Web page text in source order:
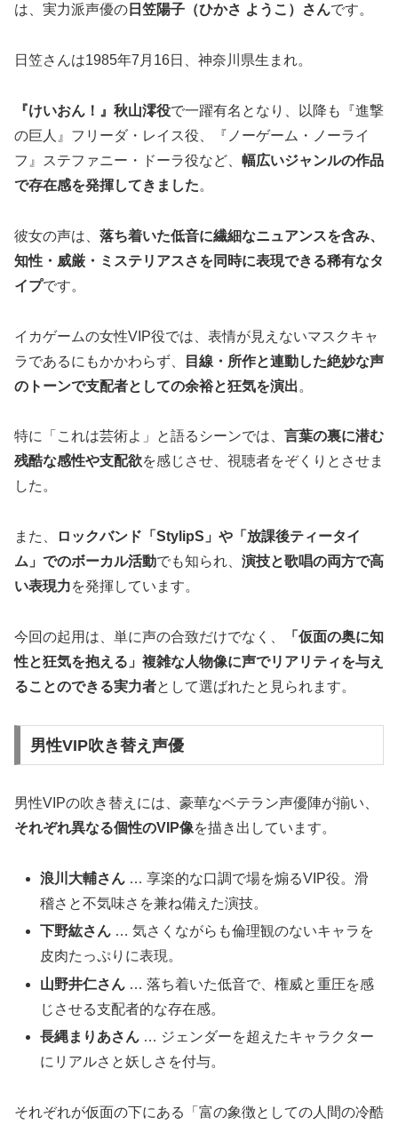
は、実力派声優の 日笠陽子（ひかさ ようこ）さんです。
日笠さんは1985年7月16日、神奈川県生まれ。
『けいおん！』秋山澪役で一躍有名となり、以降も『進撃
の巨人』フリーダ・レイス役、『ノーゲーム・ノーライ
フ』ステファニー・ドーラ役など、 幅広いジャンルの作品
で存在感を発揮してきました。
彼女の声は、 落ち着いた低音に繊細なニュアンスを含み、
知性・威厳・ミステリアスさを同時に表現できる稀有なタ
イプです。
イカゲームの女性VIP役では、表情が見えないマスクキャ
ラであるにもかかわらず、
目線・所作と連動した絶妙な声
のトーンで支配者としての余裕と狂気を演出。
特に「これは芸術よ」と語るシーンでは、 言葉の裏に潜む
残酷な感性や支配欲を感じさせ、視聴者をぞくりとさせま
した。
また、
ロックバンド「StylipS」や「放課後ティータイ
ム」でのボーカル活動でも知られ、 演技と歌唱の両方で高
い表現力を発揮しています。
今回の起用は、単に声の合致だけでなく、
「仮面の奥に知
性と狂気を抱える」複雑な人物像に声でリアリティを与え
ることのできる実力者として選ばれたと見られます。
男性VIP吹き替え声優
男性VIPの吹き替えには、豪華なベテラン声優陣が揃い、
それぞれ異なる個性のVIP像を描き出しています。
浪川大輔さん … 享楽的な口調で場を煽るVIP役。滑
稽さと不気味さを兼ね備えた演技。
下野紘さん … 気さくながらも倫理観のないキャラを
皮肉たっぷりに表現。
山野井仁さん … 落ち着いた低音で、権威と重圧を感
じさせる支配者的な存在感。
長縄まりあさん … ジェンダーを超えたキャラクター
にリアルさと妖しさを付与。
それぞれが仮面の下にある「富の象徴としての人間の冷酷